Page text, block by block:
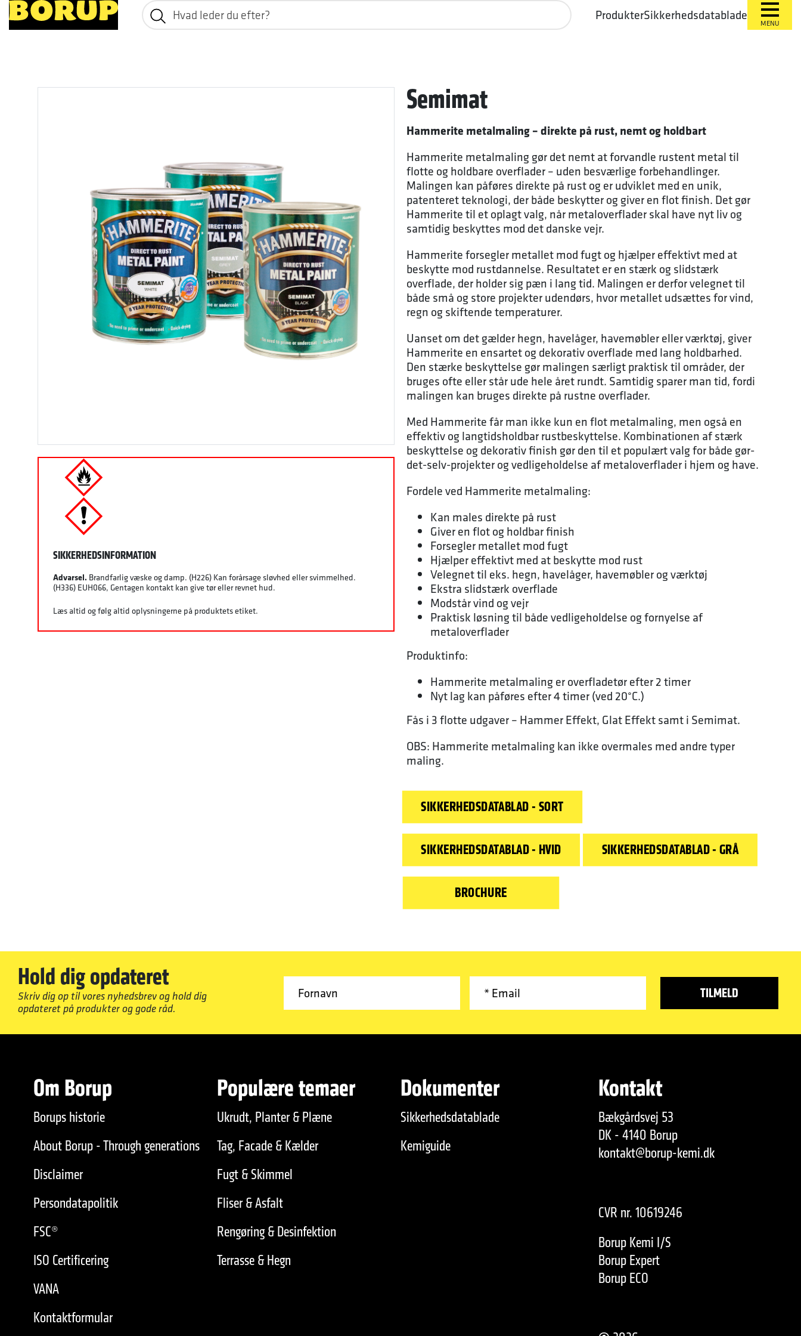
ProdukterSikkerhedsdatablade MENU
Semimat
Hammerite metalmaling – direkte på rust, nemt og holdbart
Hammerite metalmaling gør det nemt at forvandle rustent metal til
flotte og holdbare overflader – uden besværlige forbehandlinger.
Malingen kan påføres direkte på rust og er udviklet med en unik,
patenteret teknologi, der både beskytter og giver en flot finish. Det gør
Hammerite til et oplagt valg, når metaloverflader skal have nyt liv og
samtidig beskyttes mod det danske vejr.
Hammerite forsegler metallet mod fugt og hjælper effektivt med at
beskytte mod rustdannelse. Resultatet er en stærk og slidstærk
overflade, der holder sig pæn i lang tid. Malingen er derfor velegnet til
både små og store projekter udendørs, hvor metallet udsættes for vind,
regn og skiftende temperaturer.
Uanset om det gælder hegn, havelåger, havemøbler eller værktøj, giver
Hammerite en ensartet og dekorativ overflade med lang holdbarhed.
Den stærke beskyttelse gør malingen særligt praktisk til områder, der
bruges ofte eller står ude hele året rundt. Samtidig sparer man tid, fordi
malingen kan bruges direkte på rustne overflader.
Med Hammerite får man ikke kun en flot metalmaling, men også en
effektiv og langtidsholdbar rustbeskyttelse. Kombinationen af stærk
beskyttelse og dekorativ finish gør den til et populært valg for både gør-
det-selv-projekter og vedligeholdelse af metaloverflader i hjem og have.
Fordele ved Hammerite metalmaling:
Kan males direkte på rust
Giver en flot og holdbar finish
Forsegler metallet mod fugt
Hjælper effektivt med at beskytte mod rust
Velegnet til eks. hegn, havelåger, havemøbler og værktøj
Ekstra slidstærk overflade
Modstår vind og vejr
Praktisk løsning til både vedligeholdelse og fornyelse af
metaloverflader
Produktinfo:
Hammerite metalmaling er overfladetør efter 2 timer
Nyt lag kan påføres efter 4 timer (ved 20°C.)
Fås i 3 flotte udgaver – Hammer Effekt, Glat Effekt samt i Semimat.
OBS: Hammerite metalmaling kan ikke overmales med andre typer
maling.
SIKKERHEDSDATABLAD - SORT
SIKKERHEDSDATABLAD - HVID SIKKERHEDSDATABLAD - GRÅ
BROCHURE
SIKKERHEDSINFORMATION
Advarsel. Brandfarlig væske og damp. (H226) Kan forårsage sløvhed eller svimmelhed.
(H336) EUH066, Gentagen kontakt kan give tør eller revnet hud.
Læs altid og følg altid oplysningerne på produktets etiket.
Hold dig opdateret
Skriv dig op til vores nyhedsbrev og hold dig
opdateret på produkter og gode råd.
Om Borup
Borups historie
About Borup - Through generations
Disclaimer
Persondatapolitik
FSC®
ISO Certificering
VANA
Kontaktformular
Populære temaer
Ukrudt, Planter & Plæne
Tag, Facade & Kælder
Fugt & Skimmel
Fliser & Asfalt
Rengøring & Desinfektion
Terrasse & Hegn
Dokumenter
Sikkerhedsdatablade
Kemiguide
Kontakt
Bækgårdsvej 53
DK - 4140 Borup
kontakt@borup-kemi.dk
CVR nr. 10619246
Borup Kemi I/S
Borup Expert
Borup ECO